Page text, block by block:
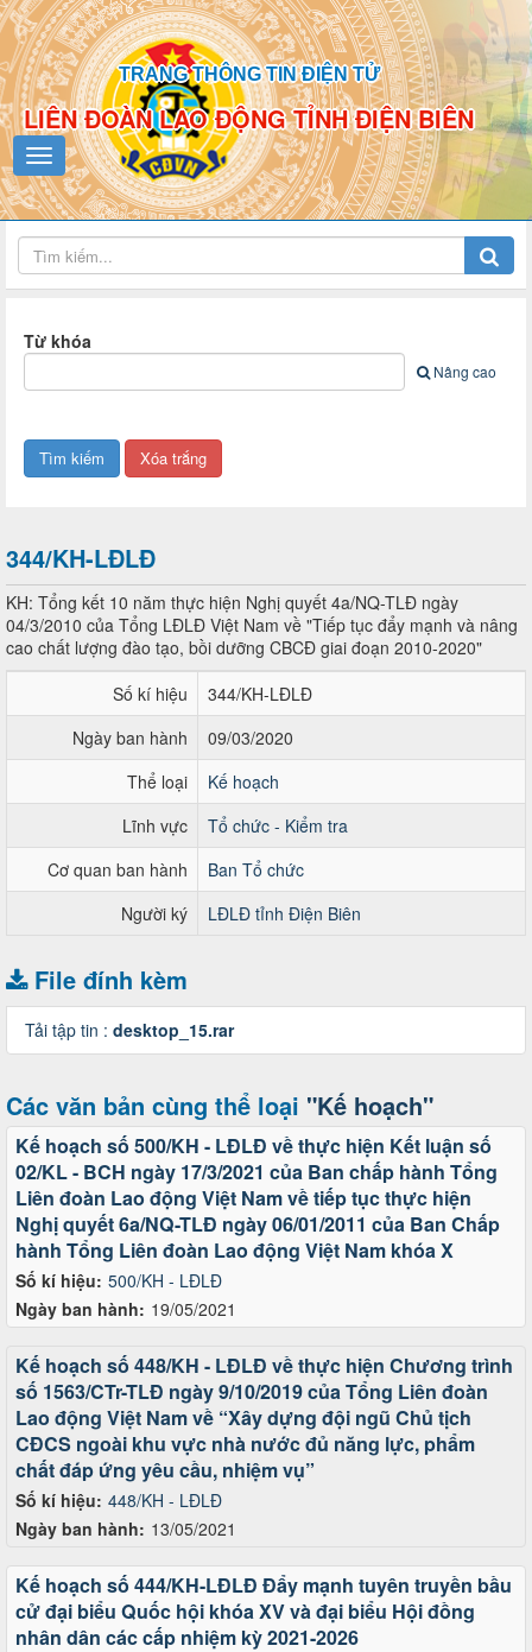
TRANG THÔNG TIN ĐIỆN TỬ
LIÊN ĐOÀN LAO ĐỘNG TỈNH ĐIỆN BIÊN
Từ khóa
Nâng cao
344/KH-LĐLĐ
KH: Tổng kết 10 năm thực hiện Nghị quyết 4a/NQ-TLĐ ngày
04/3/2010 của Tổng LĐLĐ Việt Nam về "Tiếp tục đẩy mạnh và nâng
cao chất lượng đào tạo, bồi dưỡng CBCĐ giai đoạn 2010-2020"
Số kí hiệu
344/KH-LĐLĐ
Ngày ban hành
09/03/2020
Thể loại
Kế hoạch
Lĩnh vực
Tổ chức - Kiểm tra
Cơ quan ban hành
Ban Tổ chức
Người ký
LĐLĐ tỉnh Điện Biên
File đính kèm
Tải tập tin : desktop_15.rar
Các văn bản cùng thể loại "Kế hoạch"
Số kí hiệu: 500/KH - LĐLĐ
Ngày ban hành: 19/05/2021
Kế hoạch số 500/KH - LĐLĐ về thực hiện Kết luận số
02/KL - BCH ngày 17/3/2021 của Ban chấp hành Tổng
Liên đoàn Lao động Việt Nam về tiếp tục thực hiện
Nghị quyết 6a/NQ-TLĐ ngày 06/01/2011 của Ban Chấp
hành Tổng Liên đoàn Lao động Việt Nam khóa X
Số kí hiệu: 448/KH - LĐLĐ
Ngày ban hành: 13/05/2021
Kế hoạch số 448/KH - LĐLĐ về thực hiện Chương trình
số 1563/CTr-TLĐ ngày 9/10/2019 của Tổng Liên đoàn
Lao động Việt Nam về “Xây dựng đội ngũ Chủ tịch
CĐCS ngoài khu vực nhà nước đủ năng lực, phẩm
chất đáp ứng yêu cầu, nhiệm vụ”
Kế hoạch số 444/KH-LĐLĐ Đẩy mạnh tuyên truyền bầu
cử đại biểu Quốc hội khóa XV và đại biểu Hội đồng
nhân dân các cấp nhiệm kỳ 2021-2026